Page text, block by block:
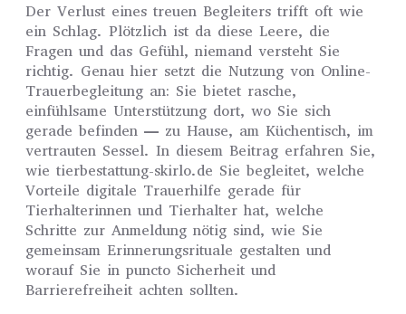
Der Verlust eines treuen Begleiters trifft oft wie
ein Schlag. Plötzlich ist da diese Leere, die
Fragen und das Gefühl, niemand versteht Sie
richtig. Genau hier setzt die Nutzung von Online-
Trauerbegleitung an: Sie bietet rasche,
einfühlsame Unterstützung dort, wo Sie sich
gerade befinden — zu Hause, am Küchentisch, im
vertrauten Sessel. In diesem Beitrag erfahren Sie,
wie tierbestattung-skirlo.de Sie begleitet, welche
Vorteile digitale Trauerhilfe gerade für
Tierhalterinnen und Tierhalter hat, welche
Schritte zur Anmeldung nötig sind, wie Sie
gemeinsam Erinnerungsrituale gestalten und
worauf Sie in puncto Sicherheit und
Barrierefreiheit achten sollten.